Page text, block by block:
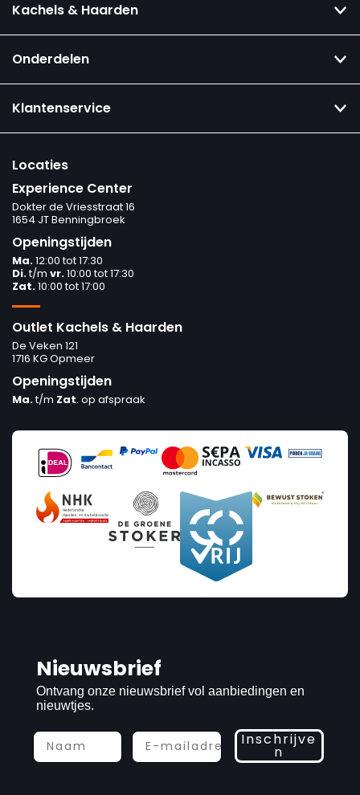
Kachels & Haarden
Onderdelen
Klantenservice
Locaties
Experience Center
Dokter de Vriesstraat 16
1654 JT Benningbroek
Openingstijden
Ma.12:00 tot 17:30
Di.t/m vr.10:00 tot 17:30
Zat.10:00 tot 17:00
Outlet Kachels & Haarden
De Veken 121
1716 KG Opmeer
Openingstijden
Ma.t/m Zat. op afspraak
Nieuwsbrief
Ontvang onze nieuwsbrief vol aanbiedingen en
nieuwtjes.
Inschrijve
n